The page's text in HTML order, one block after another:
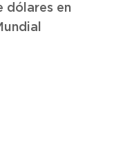
dólares en